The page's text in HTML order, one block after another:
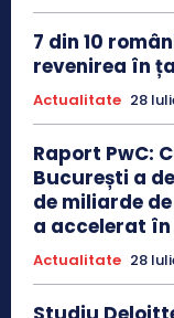
7 din 10
revenirea în
Actualitate 28
Raport PwC:
București a
de miliarde
a accelerat în
Actualitate 28